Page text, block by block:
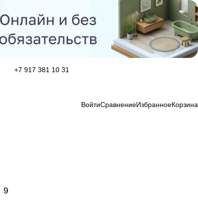
+7 917 381 10 31
ВойтиСравнениеИзбранноеКорзина
9